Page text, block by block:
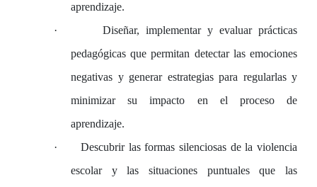
aprendizaje.
·
Diseñar, implementar y evaluar prácticas
pedagógicas que permitan detectar las emociones
negativas y generar estrategias para regularlas y
minimizar su impacto en el proceso de
aprendizaje.
·
Descubrir las formas silenciosas de la violencia
escolar y las situaciones puntuales que las